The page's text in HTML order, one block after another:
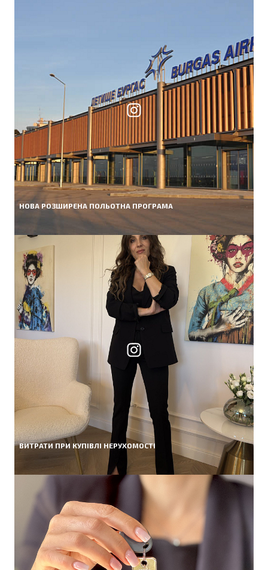
НОВА РОЗШИРЕНА ПОЛЬОТНА ПРОГРАМА
ВИТРАТИ ПРИ КУПІВЛІ НЕРУХОМОСТІ